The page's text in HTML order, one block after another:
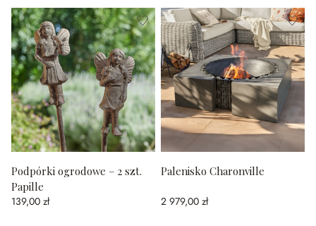
Podpórki ogrodowe – 2 szt.
Papille
139,00 zł
Palenisko Charonville
2 979,00 zł